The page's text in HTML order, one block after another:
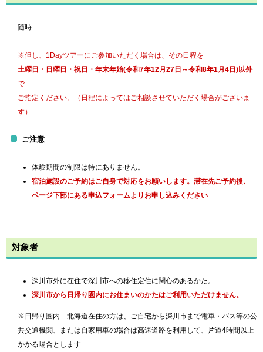
随時
※但し、1Dayツアーにご参加いただく場合は、その日程を
土曜日・日曜日・祝日・年末年始(令和7年12月27日～令和8年1月4日)以外
で
ご指定ください。（日程によってはご相談させていただく場合がございま
す）
ご注意
体験期間の制限は特にありません。
宿泊施設のご予約はご自身で対応をお願いします。滞在先ご予約後、
ページ下部にある申込フォームよりお申し込みください
対象者
深川市外に在住で深川市への移住定住に関心のあるかた。
深川市から日帰り圏内にお住まいのかたはご利用いただけません。
※日帰り圏内…北海道在住の方は、ご自宅から深川市まで電車・バス等の公
共交通機関、または自家用車の場合は高速道路を利用して、片道4時間以上
かかる場合とします